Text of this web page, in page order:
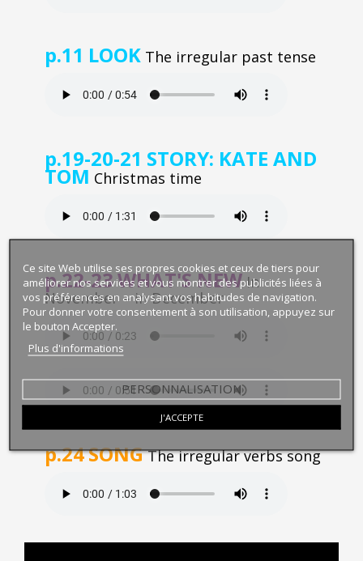
p.11 LOOK The irregular past tense
p.19-20-21 STORY: KATE AND
TOM Christmas time
p.22-23WHAT'S NEWIn
November – in December
p.24SONGThe irregular verbs song
Ce site Web utilise ses propres cookies et ceux de tiers pour
améliorer nos services et vous montrer des publicités liées à
vos préférences en analysant vos habitudes de navigation.
Pour donner votre consentement à son utilisation, appuyez sur
le bouton Accepter.
Plus d'informations
PERSONNALISATION
J'ACCEPTE